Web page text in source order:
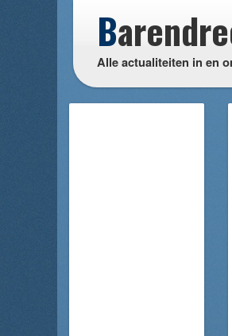
B
Alle actualiteiten in en